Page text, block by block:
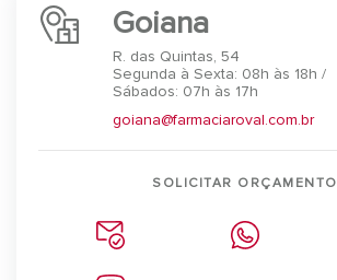
Goiana
R. das Quintas, 54
Segunda à Sexta: 08h às 18h /
Sábados: 07h às 17h
goiana@farmaciaroval.com.br
SOLICITAR ORÇAMENTO